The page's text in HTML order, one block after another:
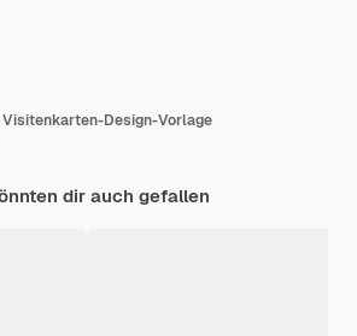
Visitenkarten-Design-Vorlage
dir auch gefallen